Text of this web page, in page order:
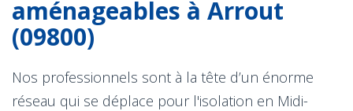
aménageables à Arrout
(09800)
Nos professionnels sont à la tête d’un énorme
réseau qui se déplace pour l'isolation en Midi-